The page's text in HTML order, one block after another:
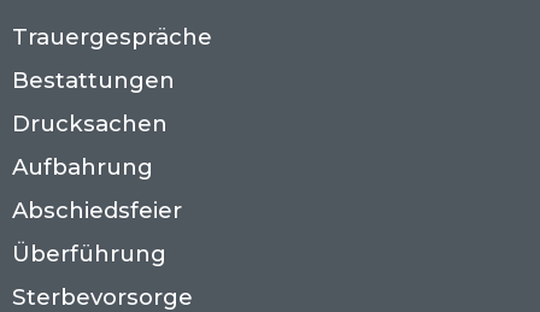
Trauergespräche
Bestattungen
Drucksachen
Aufbahrung
Abschiedsfeier
Überführung
Sterbevorsorge